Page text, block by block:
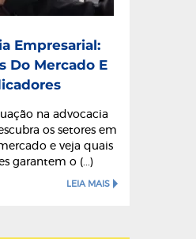
Empresarial:
Do Mercado E
na advocacia
os setores em
e veja quais
garantem o (...)
LEIA MAIS